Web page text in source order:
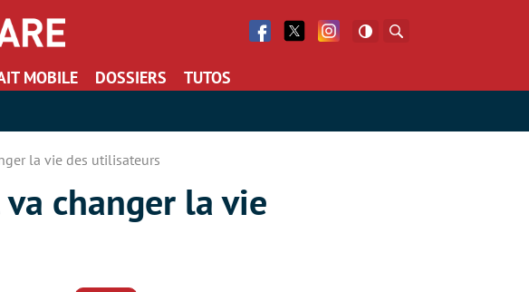
Facebook
Twitter Facebook
MOBILE DOSSIERS TUTOS
la vie des utilisateurs
changer la vie